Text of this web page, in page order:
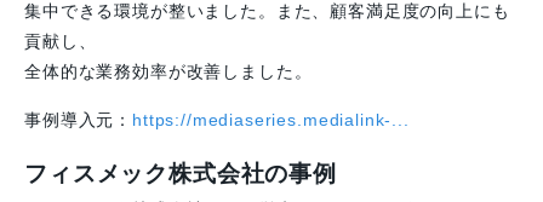
集中できる環境が整いました。また、顧客満足度の向上にも
貢献し、
全体的な業務効率が改善しました。
事例導入元： https://mediaseries.medialink-...
フィスメック株式会社の事例